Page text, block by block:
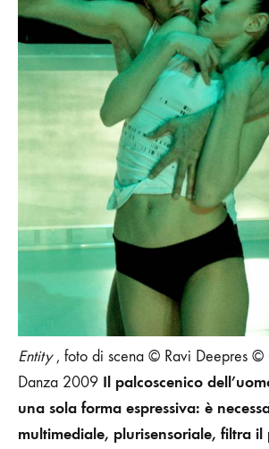
Entity, foto di scena © Ravi Deepres
Danza 2009 Il palcoscenico
una sola forma espressiva: è
multimediale, plurisensoriale, filtra il